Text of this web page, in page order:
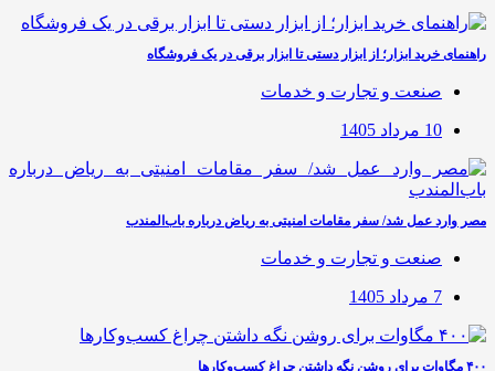
راهنمای خرید ابزار؛ از ابزار دستی تا ابزار برقی در یک فروشگاه
صنعت و تجارت و خدمات
10 مرداد 1405
مصر وارد عمل شد/ سفر مقامات امنیتی به ریاض درباره باب‌المندب
صنعت و تجارت و خدمات
7 مرداد 1405
۴۰۰ مگاوات برای روشن نگه داشتن چراغ کسب‌وکار‌ها